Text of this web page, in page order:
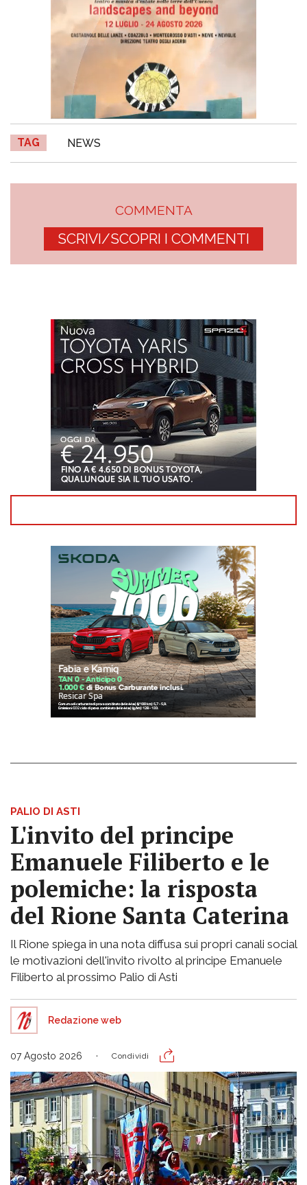
TAG NEWS
COMMENTA
SCRIVI/SCOPRI I COMMENTI
PALIO DI ASTI
L'invito del principe
Emanuele Filiberto e le
polemiche: la risposta
del Rione Santa Caterina
Il Rione spiega in una nota diffusa sui propri canali social
le motivazioni dell'invito rivolto al principe Emanuele
Filiberto al prossimo Palio di Asti
Redazione web
07 Agosto 2026 Condividi